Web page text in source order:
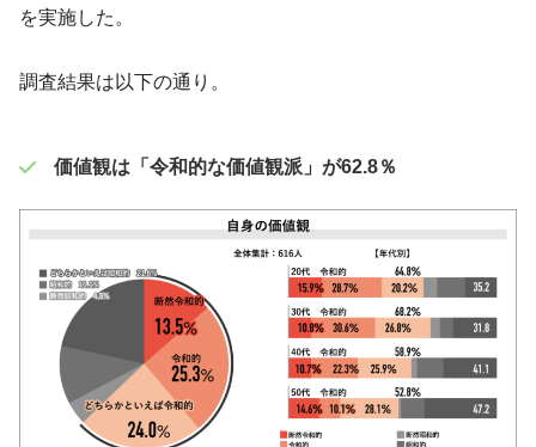
を実施した。
調査結果は以下の通り。
価値観は「令和的な価値観派」が62.8％